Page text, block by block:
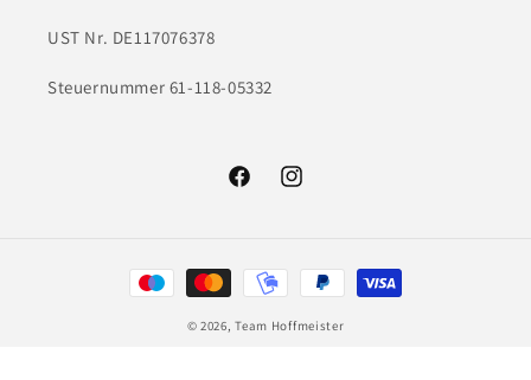
UST Nr. DE117076378
Steuernummer 61-118-05332
FacebookInstagram
Zahlungsmethoden
© 2026,Team Hoffmeister